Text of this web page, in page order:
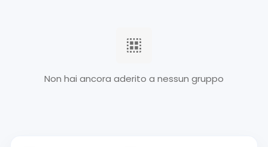
Non hai ancora aderito a nessun gruppo